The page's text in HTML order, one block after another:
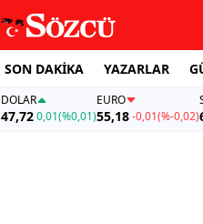
SON DAKİKA YAZARLAR
DOLAR
47,720,01(%0,01)
EURO
55,18 -0,01(%-0,02)